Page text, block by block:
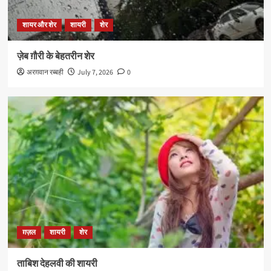
शायर और शेर शायरी शेर
ज़ेब ग़ौरी के बेहतरीन शेर
अरग़वान रब्बही July 7, 2026 0
ग़ज़ल शायरी शेर
ताबिश देहलवी की शायरी